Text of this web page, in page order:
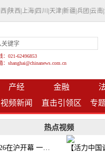
陕西 上海 四川 天津 |新疆 兵团 |云南
：021-62496853
：shanghai@chinanews.com.cn
产经 金融
视频新闻 直击引领区 专
热点视频
BW2026在沪开幕 一众次元品牌集中发布全新企划